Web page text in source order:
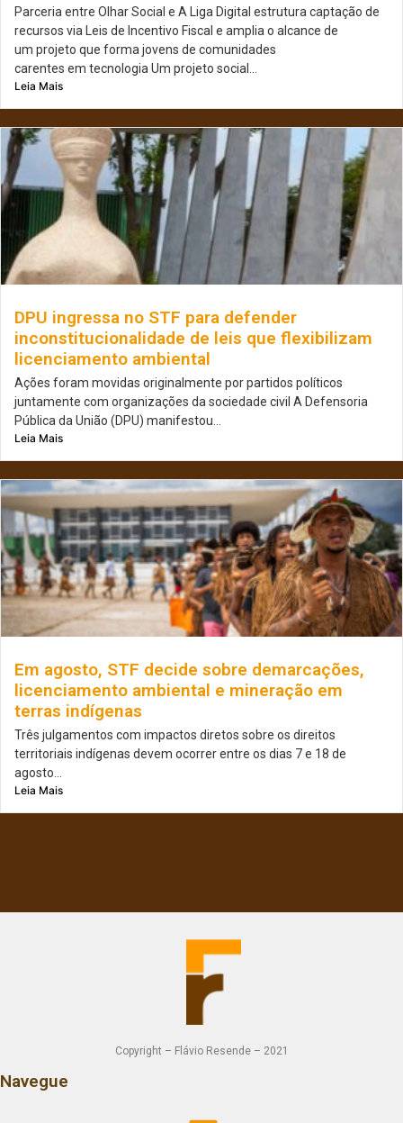
Parceria entre Olhar Social e A Liga Digital estrutura captação de
recursos via Leis de Incentivo Fiscal e amplia o alcance de
um projeto que forma jovens de comunidades
carentes em tecnologia Um projeto social...
Leia Mais
DPU ingressa no STF para defender
inconstitucionalidade de leis que flexibilizam
licenciamento ambiental
Ações foram movidas originalmente por partidos políticos
juntamente com organizações da sociedade civil A Defensoria
Pública da União (DPU) manifestou...
Leia Mais
Em agosto, STF decide sobre demarcações,
licenciamento ambiental e mineração em
terras indígenas
Três julgamentos com impactos diretos sobre os direitos
territoriais indígenas devem ocorrer entre os dias 7 e 18 de
agosto...
Leia Mais
Copyright – Flávio Resende – 2021
Navegue